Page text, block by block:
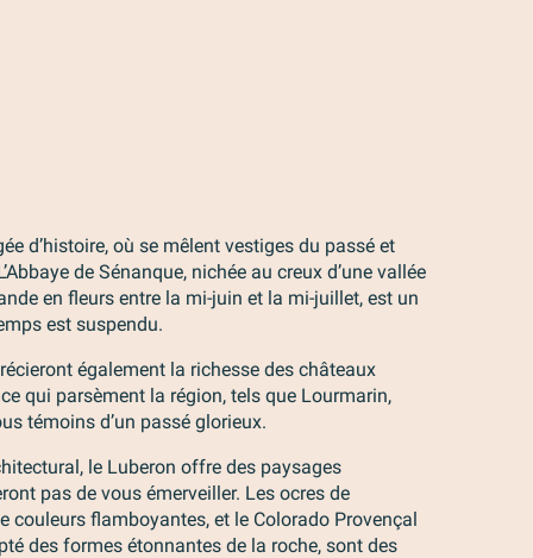
d’histoire, où se mêlent vestiges du passé et
de Sénanque, nichée au creux d’une vallée
en fleurs entre la mi-juin et la mi-juillet, est un
est suspendu.
également la richesse des châteaux
qui parsèment la région, tels que Lourmarin,
témoins d’un passé glorieux.
le Luberon offre des paysages
pas de vous émerveiller. Les ocres de
couleurs flamboyantes, et le Colorado Provençal
des formes étonnantes de la roche, sont des